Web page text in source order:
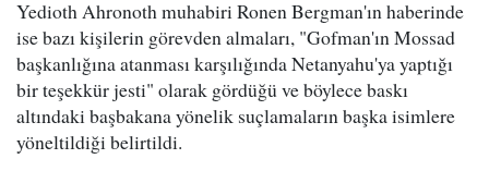
Yedioth Ahronoth muhabiri Ronen Bergman'ın haberinde
ise bazı kişilerin görevden almaları, "Gofman'ın Mossad
başkanlığına atanması karşılığında Netanyahu'ya yaptığı
bir teşekkür jesti" olarak gördüğü ve böylece baskı
altındaki başbakana yönelik suçlamaların başka isimlere
yöneltildiği belirtildi.